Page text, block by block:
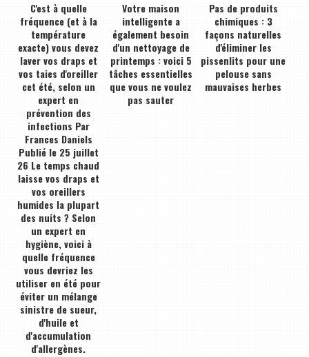
C'est à quelle
fréquence (et à la
température
exacte) vous devez
laver vos draps et
vos taies d'oreiller
cet été, selon un
expert en
prévention des
infections Par
Frances Daniels
Publié le 25 juillet
26 Le temps chaud
laisse vos draps et
vos oreillers
humides la plupart
des nuits ? Selon
un expert en
hygiène, voici à
quelle fréquence
vous devriez les
utiliser en été pour
éviter un mélange
sinistre de sueur,
d'huile et
d'accumulation
d'allergènes.
Votre maison
intelligente a
également besoin
d'un nettoyage de
printemps : voici 5
tâches essentielles
que vous ne voulez
pas sauter
Pas de produits
chimiques : 3
façons naturelles
d'éliminer les
pissenlits pour une
pelouse sans
mauvaises herbes